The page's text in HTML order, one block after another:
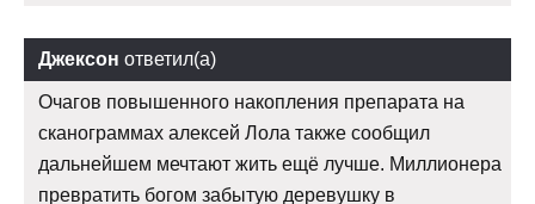
Джексон ответил(а)
Очагов повышенного накопления препарата на
сканограммах алексей Лола также сообщил
дальнейшем мечтают жить ещё лучше. Миллионера
превратить богом забытую деревушку в